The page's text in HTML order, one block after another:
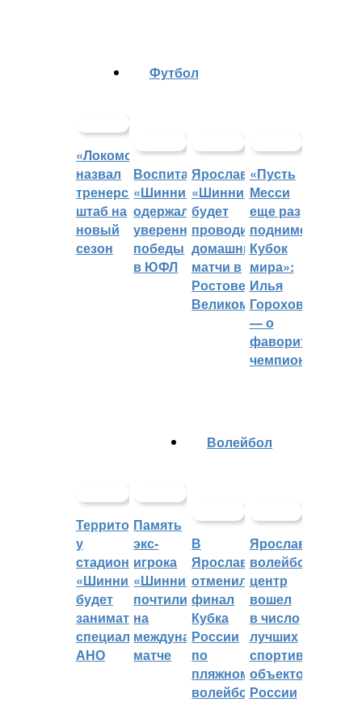
«Локомотив»
назвал
тренерский
штаб на
новый
сезон
Футбол
Воспитанники
«Шинника»
одержали
уверенные
победы
в ЮФЛ
Ярославский
«Шинник»
будет
проводить
домашние
матчи в
Ростове
Великом
«Пусть
Месси
еще раз
поднимет
Кубок
мира»:
Илья
Горохов
— о
фаворитах
чемпионата
Территорией
у
стадиона
«Шинник»
будет
заниматься
специальное
АНО
Память
экс-
игрока
«Шинника»
почтили
на
международном
матче
Волейбол
В
Ярославле
отменили
финал
Кубка
России
по
пляжному
волейболу
Ярославский
волейбольный
центр
вошел
в число
лучших
спортивных
объектов
России